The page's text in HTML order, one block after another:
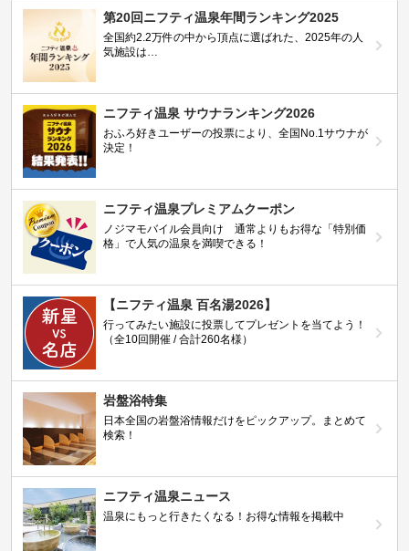
第20回ニフティ温泉年間ランキング2025
全国約2.2万件の中から頂点に選ばれた、2025年の人
気施設は…
ニフティ温泉 サウナランキング2026
おふろ好きユーザーの投票により、全国No.1サウナが
決定！
ニフティ温泉プレミアムクーポン
ノジマモバイル会員向け 通常よりもお得な「特別価
格」で人気の温泉を満喫できる！
【ニフティ温泉 百名湯2026】
行ってみたい施設に投票してプレゼントを当てよう！
（全10回開催 / 合計260名様）
岩盤浴特集
日本全国の岩盤浴情報だけをピックアップ。まとめて
検索！
ニフティ温泉ニュース
温泉にもっと行きたくなる！お得な情報を掲載中